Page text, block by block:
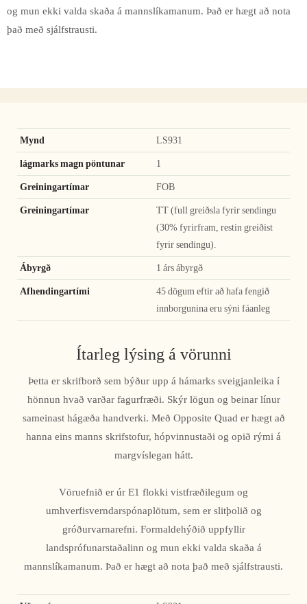
og mun ekki valda skaða á mannslíkamanum. Það er hægt að nota
það með sjálfstrausti.
Mynd LS931
lágmarks magn pöntunar 1
Greiningartímar FOB
Greiningartímar
TT (full greiðsla fyrir sendingu
(30% fyrirfram, restin greiðist
fyrir sendingu).
Ábyrgð 1 árs ábyrgð
Afhendingartími
45 dögum eftir að hafa fengið
innborgunina eru sýni fáanleg
Ítarleg lýsing á vörunni
Þetta er skrifborð sem býður upp á hámarks sveigjanleika í
hönnun hvað varðar fagurfræði. Skýr lögun og beinar línur
sameinast hágæða handverki. Með Opposite Quad er hægt að
hanna eins manns skrifstofur, hópvinnustaði og opið rými á
margvíslegan hátt.
Vöruefnið er úr E1 flokki vistfræðilegum og
umhverfisverndarspónaplötum, sem er slitþolið og
gróðurvarnarefni. Formaldehýðið uppfyllir
landsprófunarstaðalinn og mun ekki valda skaða á
mannslíkamanum. Það er hægt að nota það með sjálfstrausti.